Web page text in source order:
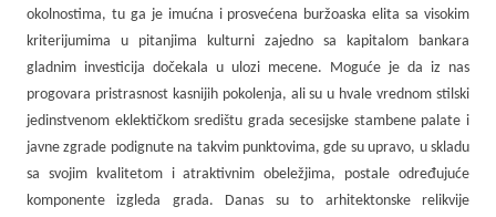
okolnostima, tu ga je imućna i prosvećena buržoaska elita sa visokim
kriterijumima u pitanjima kulturni zajedno sa kapitalom bankara
gladnim investicija dočekala u ulozi mecene. Moguće je da iz nas
progovara pristrasnost kasnijih pokolenja, ali su u hvale vrednom stilski
jedinstvenom eklektičkom središtu grada secesijske stambene palate i
javne zgrade podignute na takvim punktovima, gde su upravo, u skladu
sa svojim kvalitetom i atraktivnim obeležjima, postale određujuće
komponente izgleda grada. Danas su to arhitektonske relikvije